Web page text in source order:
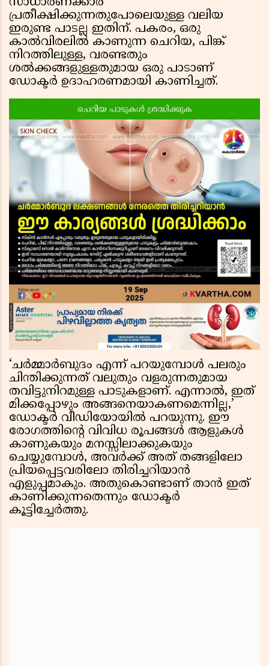
പ്രതീക്ഷിക്കുന്നതുപോലെയുള്ള വലിയ
ഇരുണ്ട പാടല്ല ഇതിന്. പകരം, ഒരു
കാൽവിരലിൽ കാണുന്ന ചെറിയ, പിങ്ക്
നിറത്തിലുള്ള, വരണ്ടതും
ശൽക്കങ്ങളുള്ളതുമായ ഒരു പാടാണ്
ഡോക്ടർ ഉദാഹരണമായി കാണിച്ചത്.
‘ചർമ്മാർബുദം എന്ന് പറയുമ്പോൾ പലരും
ചിന്തിക്കുന്നത് വലുതും വളരുന്നതുമായ
തവിട്ടുനിറമുള്ള പാടുകളാണ്. എന്നാൽ, ഇത്
മിക്കപ്പോഴും അങ്ങനെയാകണമെന്നില്ല,’
ഡോക്ടർ വീഡിയോയിൽ പറയുന്നു. ഈ
രോഗത്തിൻ്റെ വിവിധ രൂപങ്ങൾ ആളുകൾ
കാണുകയും മനസ്സിലാക്കുകയും
ചെയ്യുമ്പോൾ, അവർക്ക് അത് തങ്ങളിലോ
പ്രിയപ്പെട്ടവരിലോ തിരിച്ചറിയാൻ
എളുപ്പമാകും. അതുകൊണ്ടാണ് താൻ ഇത്
കാണിക്കുന്നതെന്നും ഡോക്ടർ
കൂട്ടിച്ചേർത്തു.